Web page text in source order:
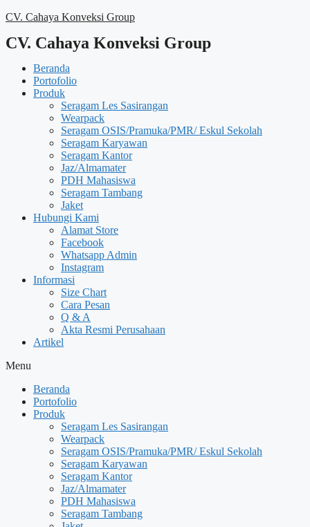
Langsung
isi
CV. Cahaya Konveksi Group
CV. Cahaya Konveksi Group
Beranda
Portofolio
Produk
Seragam Les Sasirangan
Wearpack
Seragam OSIS/Pramuka/PMR/ Eskul Sekolah
Seragam Karyawan
Seragam Kantor
Jaz/Almamater
PDH Mahasiswa
Seragam Tambang
Jaket
Hubungi Kami
Alamat Store
Facebook
Whatsapp Admin
Instagram
Informasi
Size Chart
Cara Pesan
Q & A
Akta Resmi Perusahaan
Artikel
Menu
Beranda
Portofolio
Produk
Seragam Les Sasirangan
Wearpack
Seragam OSIS/Pramuka/PMR/ Eskul Sekolah
Seragam Karyawan
Seragam Kantor
Jaz/Almamater
PDH Mahasiswa
Seragam Tambang